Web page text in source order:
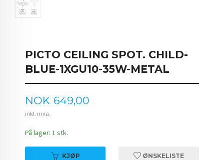
PICTO CEILING SPOT. CHILD-
BLUE-1XGU10-35W-METAL
Pris
NOK 649,00
inkl. mva.
På lager: 1 stk.
KJØP ØNSKELISTE